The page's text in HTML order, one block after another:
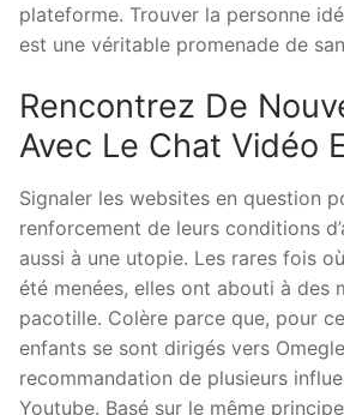
plateforme. Trouver la personne
est une véritable promenade de
Rencontrez De
Avec Le Chat Vidéo
Signaler les websites en question
renforcement de leurs conditions
aussi à une utopie. Les rares fois
été menées, elles ont abouti à des
pacotille. Colère parce que, pour
enfants se sont dirigés vers
recommandation de plusieurs
Youtube. Basé sur le même